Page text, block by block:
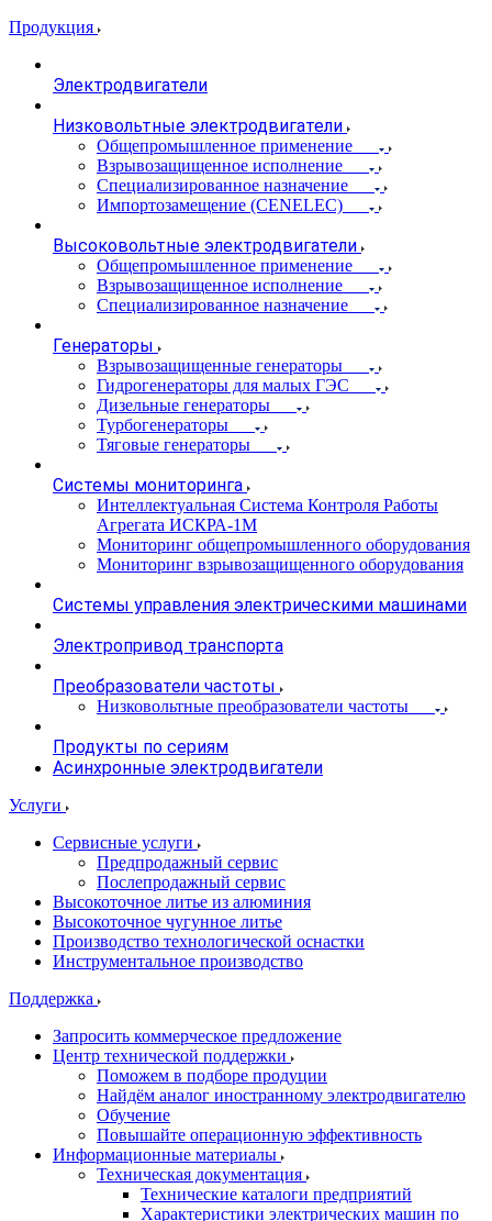
Продукция
Электродвигатели
Низковольтные электродвигатели
Общепромышленное применение
Взрывозащищенное исполнение
Специализированное назначение
Импортозамещение (CENELEC)
Высоковольтные электродвигатели
Общепромышленное применение
Взрывозащищенное исполнение
Специализированное назначение
Генераторы
Взрывозащищенные генераторы
Гидрогенераторы для малых ГЭС
Дизельные генераторы
Турбогенераторы
Тяговые генераторы
Системы мониторинга
Интеллектуальная Система Контроля Работы
Агрегата ИСКРА-1М
Мониторинг общепромышленного оборудования
Мониторинг взрывозащищенного оборудования
Системы управления электрическими машинами
Электропривод транспорта
Преобразователи частоты
Низковольтные преобразователи частоты
Продукты по сериям
Асинхронные электродвигатели
Услуги
Сервисные услуги
Предпродажный сервис
Послепродажный сервис
Высокоточное литье из алюминия
Высокоточное чугунное литье
Производство технологической оснастки
Инструментальное производство
Поддержка
Запросить коммерческое предложение
Центр технической поддержки
Поможем в подборе продуции
Найдём аналог иностранному электродвигателю
Обучение
Повышайте операционную эффективность
Информационные материалы
Техническая документация
Технические каталоги предприятий
Характеристики электрических машин по